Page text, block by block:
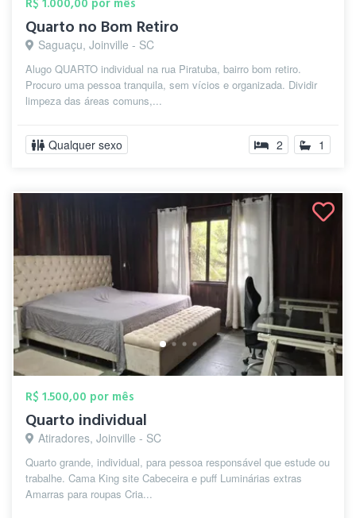
R$ 1.000,00 por mês
Quarto no Bom Retiro
Saguaçu, Joinville - SC
Alugo QUARTO individual na rua Piratuba, bairro bom retiro.
Procuro uma pessoa tranquila, sem vícios e organizada. Dividir
limpeza das áreas comuns,...
Qualquer sexo 2 1
R$ 1.500,00 por mês
Quarto individual
Atiradores, Joinville - SC
Quarto grande, individual, para pessoa responsável que estude ou
trabalhe. Cama King site Cabeceira e puff Luminárias extras
Amarras para roupas Cria...